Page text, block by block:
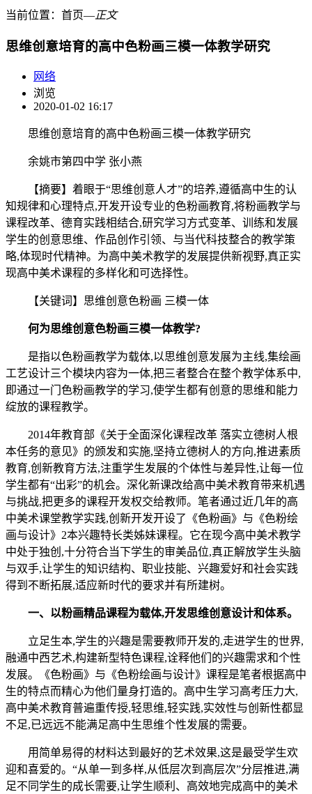
当前位置： 首页―正文
思维创意培育的高中色粉画三模一体教学研究
网络
浏览
2020-01-02 16:17
思维创意培育的高中色粉画三模一体教学研究
余姚市第四中学 张小燕
【摘要】着眼于“思维创意人才”的培养,遵循高中生的认
知规律和心理特点,开发开设专业的色粉画教育,将粉画教学与
课程改革、德育实践相结合,研究学习方式变革、训练和发展
学生的创意思维、作品创作引领、与当代科技整合的教学策
略,体现时代精神。为高中美术教学的发展提供新视野,真正实
现高中美术课程的多样化和可选择性。
【关键词】思维创意色粉画 三模一体
何为思维创意色粉画三模一体教学?
是指以色粉画教学为载体,以思维创意发展为主线,集绘画
工艺设计三个模块内容为一体,把三者整合在整个教学体系中,
即通过一门色粉画教学的学习,使学生都有创意的思维和能力
绽放的课程教学。
2014年教育部《关于全面深化课程改革 落实立德树人根
本任务的意见》的颁发和实施,坚持立德树人的方向,推进素质
教育,创新教育方法,注重学生发展的个体性与差异性,让每一位
学生都有“出彩”的机会。深化新课改给高中美术教育带来机遇
与挑战,把更多的课程开发权交给教师。笔者通过近几年的高
中美术课堂教学实践,创新开发开设了《色粉画》与《色粉绘
画与设计》2本兴趣特长类姊妹课程。它在现今高中美术教学
中处于独创,十分符合当下学生的审美品位,真正解放学生头脑
与双手,让学生的知识结构、职业技能、兴趣爱好和社会实践
得到不断拓展,适应新时代的要求并有所建树。
一、 以粉画精品课程为载体,开发思维创意设计和体系。
立足生本,学生的兴趣是需要教师开发的,走进学生的世界,
融通中西艺术,构建新型特色课程,诠释他们的兴趣需求和个性
发展。《色粉画》与《色粉绘画与设计》课程是笔者根据高中
生的特点而精心为他们量身打造的。高中生学习高考压力大,
高中美术教育普遍重传授,轻思维,轻实践,实效性与创新性都显
不足,已远远不能满足高中生思维个性发展的需要。
用简单易得的材料达到最好的艺术效果,这是最受学生欢
迎和喜爱的。“从单一到多样,从低层次到高层次”分层推进,满
足不同学生的成长需要,让学生顺利、高效地完成高中的美术